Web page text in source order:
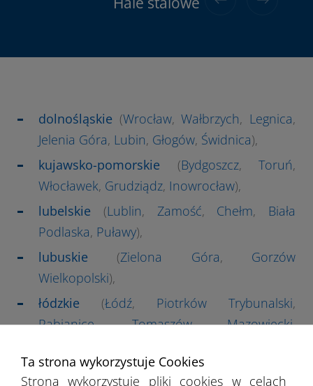
dolnośląskie (Wrocław,Wałbrzych, Legnica,
Jelenia Góra, Lubin, Głogów, Świdnica),
kujawsko-pomorskie (Bydgoszcz, Toruń,
Włocławek, Grudziądz, Inowrocław),
lubelskie (Lublin, Zamość, Chełm, Biała
Podlaska, Puławy),
lubuskie (Zielona Góra, Gorzów
Wielkopolski),
łódzkie (Łódź, Piotrków Trybunalski,
Pabianice,Tomaszów Mazowiecki,
małopolskie(Kraków,Tarnów
Ta strona wykorzystuje Cookies
Strona wykorzystuje pliki cookies w celach